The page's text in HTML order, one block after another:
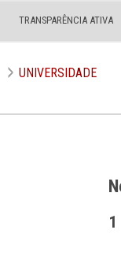
TRANSPARÊNCIA ATIVA
UNIVERSIDADE
Edição
1